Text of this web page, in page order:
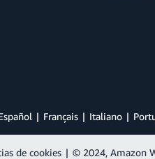
Français Italiano
de cookies | © 2024, Amazon